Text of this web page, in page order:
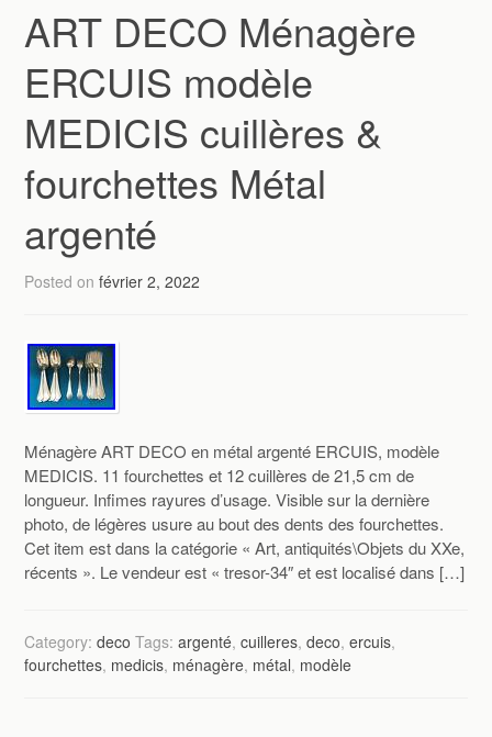
ART DECO Ménagère
ERCUIS modèle
MEDICIS cuillères &
fourchettes Métal
argenté
Posted onfévrier 2, 2022
Ménagère ART DECO en métal argenté ERCUIS, modèle
MEDICIS. 11 fourchettes et 12 cuillères de 21,5 cm de
longueur. Infimes rayures d’usage. Visible sur la dernière
photo, de légères usure au bout des dents des fourchettes.
Cet item est dans la catégorie « Art, antiquités\Objets du XXe,
récents ». Le vendeur est « tresor-34″ et est localisé dans […]
Category:deco Tags:argenté,cuilleres,deco,ercuis,
fourchettes, medicis, ménagère, métal, modèle